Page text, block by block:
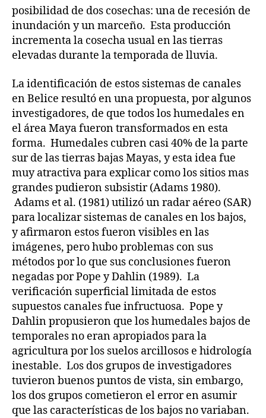
posibilidad de dos cosechas: una de recesión de
inundación y un marceño. Esta producción
incrementa la cosecha usual en las tierras
elevadas durante la temporada de lluvia.
La identificación de estos sistemas de canales
en Belice resultó en una propuesta, por algunos
investigadores, de que todos los humedales en
el área Maya fueron transformados en esta
forma. Humedales cubren casi 40% de la parte
sur de las tierras bajas Mayas, y esta idea fue
muy atractiva para explicar como los sitios mas
grandes pudieron subsistir (Adams 1980).
Adams et al. (1981) utilizó un radar aéreo (SAR)
para localizar sistemas de canales en los bajos,
y afirmaron estos fueron visibles en las
imágenes, pero hubo problemas con sus
métodos por lo que sus conclusiones fueron
negadas por Pope y Dahlin (1989). La
verificación superficial limitada de estos
supuestos canales fue infructuosa. Pope y
Dahlin propusieron que los humedales bajos de
temporales no eran apropiados para la
agricultura por los suelos arcillosos e hidrología
inestable. Los dos grupos de investigadores
tuvieron buenos puntos de vista, sin embargo,
los dos grupos cometieron el error en asumir
que las características de los bajos no variaban.